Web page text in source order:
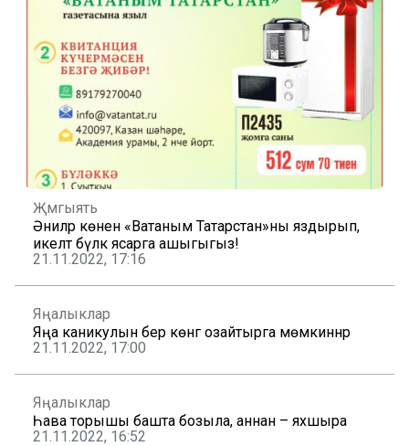
Җәмгыять
Әниләр көненә «Ватаным Татарстан»ны яздырып,
икеләтә бүләк ясарга ашыгыгыз!
21.11.2022, 17:16
Яңалыклар
Яңа каникулын бер көнгә озайтырга мөмкиннәр
21.11.2022, 17:00
Яңалыклар
Һава торышы башта бозыла, аннан – яхшыра
21.11.2022, 16:52